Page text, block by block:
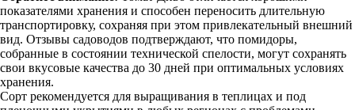
показателями хранения и способен переносить длительную
транспортировку, сохраняя при этом привлекательный внешний
вид. Отзывы садоводов подтверждают, что помидоры,
собранные в состоянии технической спелости, могут сохранять
свои вкусовые качества до 30 дней при оптимальных условиях
хранения.
Сорт рекомендуется для выращивания в теплицах и под